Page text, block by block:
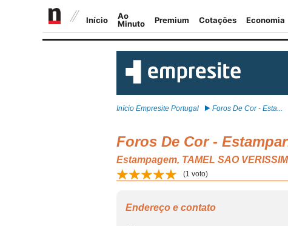
Início Empresite Portugal Foros De Cor - Esta...
Foros De Cor -
Estampagem, TAMEL SAO
(1 voto)
Endereço e contato